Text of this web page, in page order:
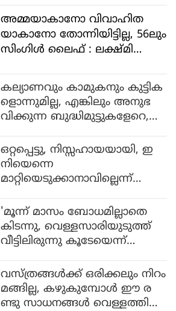
തെന്ന് മറുപടി
അമ്മയാകാനോ വിവാഹിത
യാകാനോ തോന്നിയിട്ടില്ല, 56ലും
സിംഗിൾ ലൈഫ് : ലക്ഷ്മി
കല്യാണവും കാമുകനും കുട്ടിക
ളൊന്നുമില്ല, എങ്കിലും അനുഭ
വിക്കുന്ന ബുദ്ധിമുട്ടുകളേറെ,
രിദാസ്
ഒറ്റപ്പെട്ടു, നിസ്സഹായയായി, ഇ
നിയെന്നെ
മാറ്റിയെടുക്കാനാവില്ലെന്ന്
കാലങ്ങളെ കുറിച്ച് പാർവതി
തിരുവോത്ത്
'മൂന്ന് മാസം ബോധമില്ലാതെ
കിടന്നു, വെള്ളസാരിയുടുത്ത്
വീട്ടിലിരുന്നു കൂടേയെന്ന്
തുറന്നുപറഞ്ഞ് നടി ദേവി അ
ജിത്ത്
വസ്ത്രങ്ങള്‍ക്ക് ഒരിക്കലും നിറം
മങ്ങില്ല, കഴുകുമ്പോള്‍ ഈ ര
ണ്ടു സാധനങ്ങള്‍ വെള്ളത്തില്‍